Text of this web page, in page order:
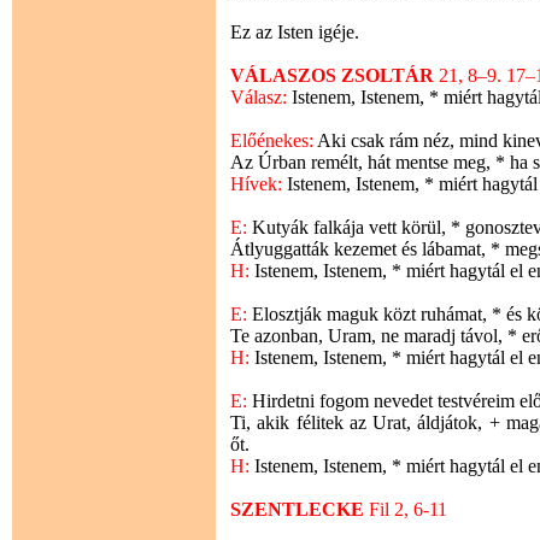
Ez az Isten igéje.
VÁLASZOS ZSOLTÁR 21, 8–9.
Válasz:Istenem, Istenem, * miért
Előénekes: Aki csak rám néz, mind
Az Úrban remélt, hát mentse meg, * ha
Hívek: Istenem, Istenem, * miért
E:Kutyák falkája vett körül, *
Átlyuggatták kezemet és lábamat, *
H: Istenem, Istenem, * miért hagytál el
E: Elosztják maguk közt ruhámat, * és
Te azonban, Uram, ne maradj távol, *
H: Istenem, Istenem, * miért hagytál el
E: Hirdetni fogom nevedet testvéreim
Ti, akik félitek az Urat, áldjátok, +
őt.
H:Istenem, Istenem, * miért hagytál el
SZENTLECKEFil 2, 6-11